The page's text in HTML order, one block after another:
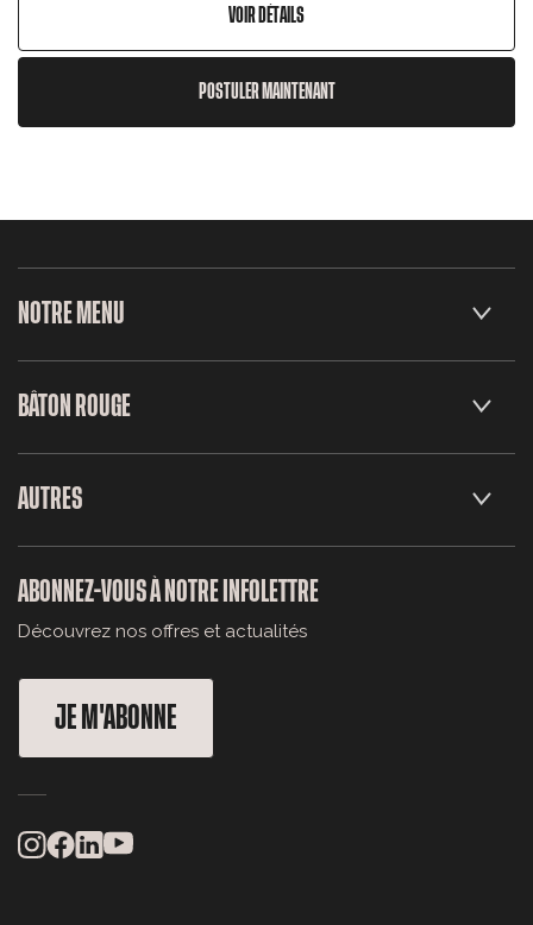
VOIR DÉTAILS
POSTULER MAINTENANT
NOTRE MENU
BÂTON ROUGE
AUTRES
ABONNEZ-VOUS À NOTRE INFOLETTRE
Découvrez nos offres et actualités
JE M'ABONNE